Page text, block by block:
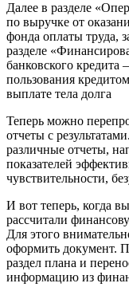
Далее в разделе
по выручке от
фонда оплаты труда,
разделе
банковского
пользования
выплате тела долга
Теперь можно
отчеты с
различные отчеты,
показателей
чувствительности,
И вот теперь, когда
рассчитали
Для этого
оформить документ.
раздел плана и
информацию из